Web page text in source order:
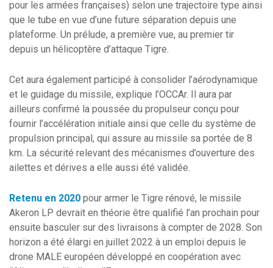
pour les armées françaises) selon une trajectoire type ainsi
que le tube en vue d’une future séparation depuis une
plateforme. Un prélude, a première vue, au premier tir
depuis un hélicoptère d’attaque Tigre.
Cet aura également participé à consolider l’aérodynamique
et le guidage du missile, explique l’OCCAr. Il aura par
ailleurs confirmé la poussée du propulseur conçu pour
fournir l’accélération initiale ainsi que celle du système de
propulsion principal, qui assure au missile sa portée de 8
km. La sécurité relevant des mécanismes d’ouverture des
ailettes et dérives a elle aussi été validée.
Retenu en 2020 pour armer le Tigre rénové, le missile
Akeron LP devrait en théorie être qualifié l’an prochain pour
ensuite basculer sur des livraisons à compter de 2028. Son
horizon a été élargi en juillet 2022 à un emploi depuis le
drone MALE européen développé en coopération avec